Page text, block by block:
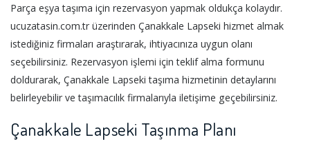
Parça eşya taşıma için rezervasyon yapmak oldukça kolaydır.
ucuzatasin.com.tr üzerinden Çanakkale Lapseki hizmet almak
istediğiniz firmaları araştırarak, ihtiyacınıza uygun olanı
seçebilirsiniz. Rezervasyon işlemi için teklif alma formunu
doldurarak, Çanakkale Lapseki taşıma hizmetinin detaylarını
belirleyebilir ve taşımacılık firmalarıyla iletişime geçebilirsiniz.
Çanakkale Lapseki Taşınma Planı